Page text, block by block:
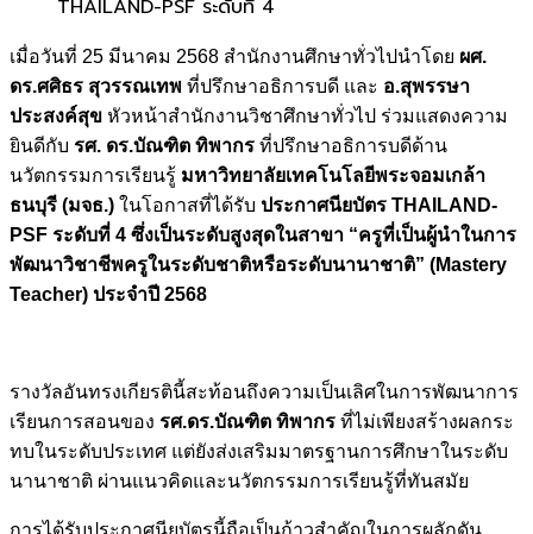
THAILAND-PSF ระดับที่ 4
เมื่อวันที่ 25 มีนาคม 2568 สำนักงานศึกษาทั่วไปนำโดย ผศ.
ดร.ศศิธร สุวรรณเทพ ที่ปรึกษาอธิการบดี และ อ.สุพรรษา
ประสงค์สุข หัวหน้าสำนักงานวิชาศึกษาทั่วไป ร่วมแสดงความ
ยินดีกับ รศ. ดร.บัณฑิต ทิพากร ที่ปรึกษาอธิการบดีด้าน
นวัตกรรมการเรียนรู้ มหาวิทยาลัยเทคโนโลยีพระจอมเกล้า
ธนบุรี (มจธ.) ในโอกาสที่ได้รับ ประกาศนียบัตร THAILAND-
PSF ระดับที่ 4 ซึ่งเป็นระดับสูงสุดในสาขา “ครูที่เป็นผู้นำในการ
พัฒนาวิชาชีพครูในระดับชาติหรือระดับนานาชาติ” (Mastery
Teacher) ประจำปี 2568
รางวัลอันทรงเกียรตินี้สะท้อนถึงความเป็นเลิศในการพัฒนาการ
เรียนการสอนของ รศ.ดร.บัณฑิต ทิพากร ที่ไม่เพียงสร้างผลกระ
ทบในระดับประเทศ แต่ยังส่งเสริมมาตรฐานการศึกษาในระดับ
นานาชาติ ผ่านแนวคิดและนวัตกรรมการเรียนรู้ที่ทันสมัย
การได้รับประกาศนียบัตรนี้ถือเป็นก้าวสำคัญในการผลักดัน